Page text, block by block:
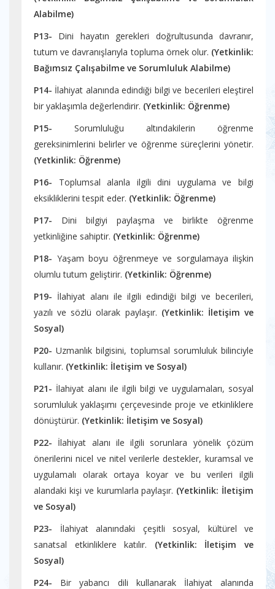
Alabilme)
P13- Dini hayatın gerekleri doğrultusunda davranır,
tutum ve davranışlarıyla topluma örnek olur. (Yetkinlik:
Bağımsız Çalışabilme ve Sorumluluk Alabilme)
P14- İlahiyat alanında edindiği bilgi ve becerileri eleştirel
bir yaklaşımla değerlendirir. (Yetkinlik: Öğrenme)
P15- Sorumluluğu altındakilerin öğrenme
gereksinimlerini belirler ve öğrenme süreçlerini yönetir.
(Yetkinlik: Öğrenme)
P16- Toplumsal alanla ilgili dini uygulama ve bilgi
eksikliklerini tespit eder. (Yetkinlik: Öğrenme)
P17- Dini bilgiyi paylaşma ve birlikte öğrenme
yetkinliğine sahiptir. (Yetkinlik: Öğrenme)
P18- Yaşam boyu öğrenmeye ve sorgulamaya ilişkin
olumlu tutum geliştirir. (Yetkinlik: Öğrenme)
P19- İlahiyat alanı ile ilgili edindiği bilgi ve becerileri,
yazılı ve sözlü olarak paylaşır. (Yetkinlik: İletişim ve
Sosyal)
P20- Uzmanlık bilgisini, toplumsal sorumluluk bilinciyle
kullanır. (Yetkinlik: İletişim ve Sosyal)
P21- İlahiyat alanı ile ilgili bilgi ve uygulamaları, sosyal
sorumluluk yaklaşımı çerçevesinde proje ve etkinliklere
dönüştürür. (Yetkinlik: İletişim ve Sosyal)
P22- İlahiyat alanı ile ilgili sorunlara yönelik çözüm
önerilerini nicel ve nitel verilerle destekler, kuramsal ve
uygulamalı olarak ortaya koyar ve bu verileri ilgili
alandaki kişi ve kurumlarla paylaşır. (Yetkinlik: İletişim
ve Sosyal)
P23- İlahiyat alanındaki çeşitli sosyal, kültürel ve
sanatsal etkinliklere katılır. (Yetkinlik:
İletişim ve
Sosyal)
P24- Bir yabancı dili kullanarak İlahiyat alanında